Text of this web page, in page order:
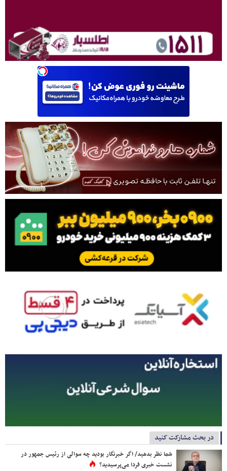
در بحث مشارکت کنید
شما نظر بدهید/ اگر خبرنگار بودید چه سوالی از رئیس جمهور در
نشست خبری فردا می‌پرسیدید؟